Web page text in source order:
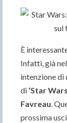
È
Infatti, già nel
intenzione di
di ‘Star
Favreau.
prossima